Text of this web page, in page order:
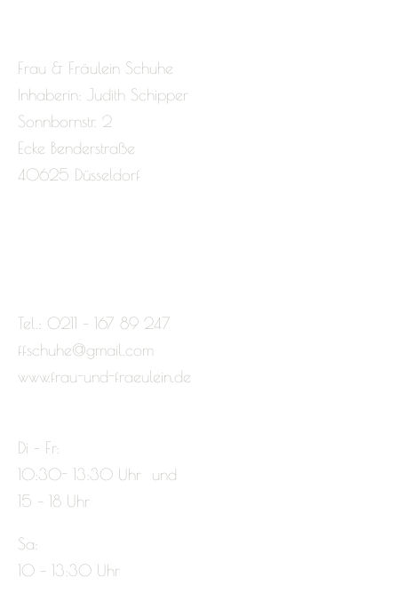
Frau & Fräulein Schuhe
Inhaberin: Judith Schipper
Sonnbornstr. 2
Ecke Benderstraße
40625 Düsseldorf
Tel.: 0211 – 167 89 247
ffschuhe@gmail.com
www.frau-und-fraeulein.de
Di – Fr:
10:30- 13:30 Uhr und
15 – 18 Uhr
Sa:
10 – 13:30 Uhr